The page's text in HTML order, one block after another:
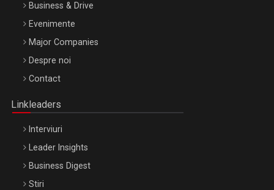
Be Inspired. Make it Happen!, ARTEMIS LETO, ORADEA, 8
Octombrie
Business & Drive
Evenimente
Major Companies
Despre noi
Contact
Linkleaders
Interviuri
Leader Insights
Business Digest
Stiri